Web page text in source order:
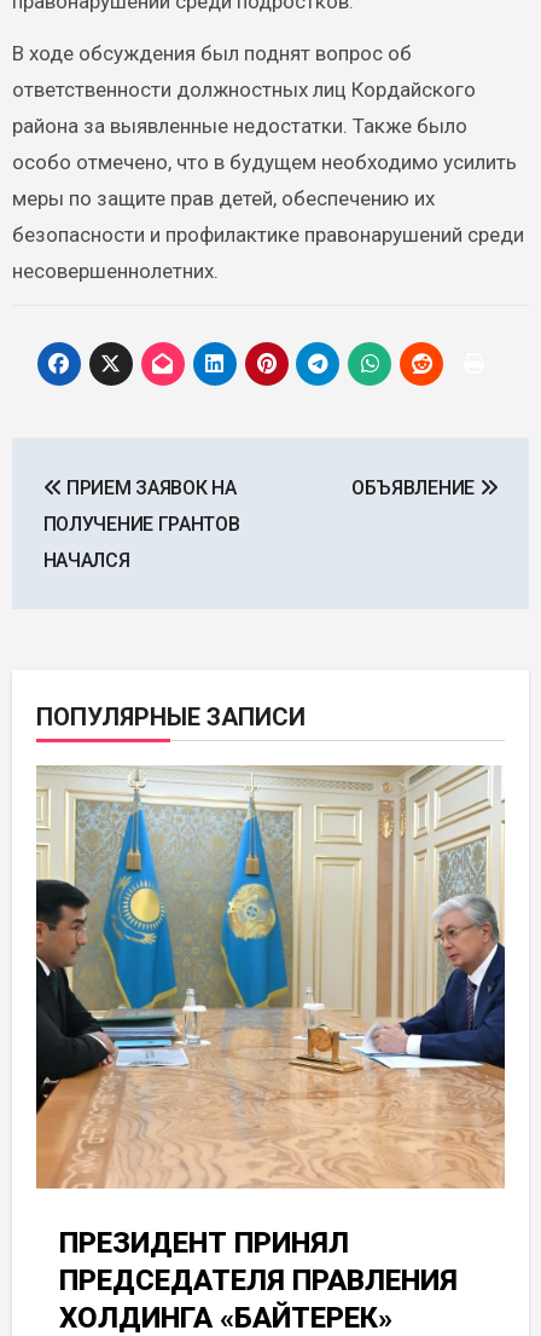
В ходе обсуждения был поднят вопрос об
ответственности должностных лиц Кордайского
района за выявленные недостатки. Также было
особо отмечено, что в будущем необходимо усилить
меры по защите прав детей, обеспечению их
безопасности и профилактике правонарушений среди
несовершеннолетних.
по
записям
ПРИЕМ ЗАЯВОК НА
ПОЛУЧЕНИЕ ГРАНТОВ
НАЧАЛСЯ
ОБЪЯВЛЕНИЕ
ПОПУЛЯРНЫЕ ЗАПИСИ
ПРЕЗИДЕНТ ПРИНЯЛ
ПРЕДСЕДАТЕЛЯ ПРАВЛЕНИЯ
ХОЛДИНГА «БАЙТЕРЕК»